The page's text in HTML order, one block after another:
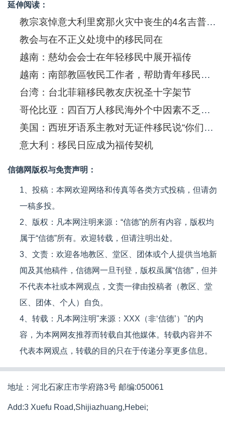
延伸阅读：
教宗哀悼意大利里窝那火灾中丧生的4名吉普赛小童
教会与在不正义处境中的移民同在
越南：慈幼会会士在年轻移民中展开福传
越南：南部教區牧民工作者，帮助青年移民保持信仰
台湾：台北菲籍移民教友庆祝圣十字架节
哥伦比亚：四百万人移民海外个中因素不乏逃避武装冲突
美国：西班牙语系主教对无证件移民说“你们不孤单”
意大利：移民日应成为福传契机
信德网版权与免责声明：
1、投稿：本网欢迎网络和传真等各类方式投稿，但请勿
一稿多投。
2、版权：凡本网注明来源：“信德”的所有内容，版权均
属于“信德”所有。欢迎转载，但请注明出处。
3、文责：欢迎各地教区、堂区、团体或个人提供当地新
闻及其他稿件，信德网一旦刊登，版权虽属“信德”，但并
不代表本社或本网观点，文责一律由投稿者（教区、堂
区、团体、个人）自负。
4、转载：凡本网注明"来源：XXX（非‘信德’）"的内
容，为本网网友推荐而转载自其他媒体。转载内容并不
代表本网观点，转载的目的只在于传递分享更多信息。
地址：河北石家庄市学府路3号 邮编:050061
Add:3 Xuefu Road,Shijiazhuang,Hebei;